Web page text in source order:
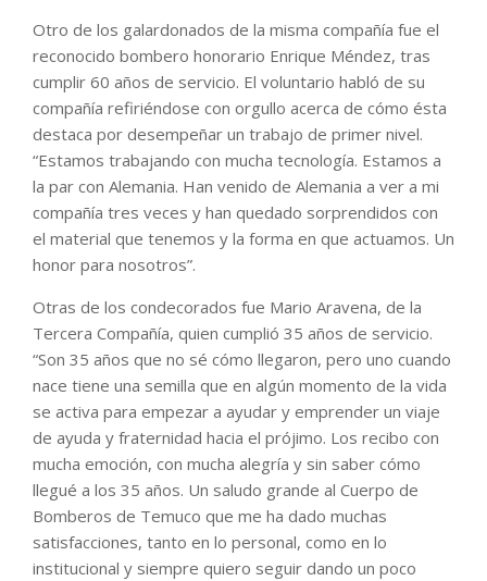
Otro de los galardonados de la misma compañía fue el
reconocido bombero honorario Enrique Méndez, tras
cumplir 60 años de servicio. El voluntario habló de su
compañía refiriéndose con orgullo acerca de cómo ésta
destaca por desempeñar un trabajo de primer nivel.
“Estamos trabajando con mucha tecnología. Estamos a
la par con Alemania. Han venido de Alemania a ver a mi
compañía tres veces y han quedado sorprendidos con
el material que tenemos y la forma en que actuamos. Un
honor para nosotros”.
Otras de los condecorados fue Mario Aravena, de la
Tercera Compañía, quien cumplió 35 años de servicio.
“Son 35 años que no sé cómo llegaron, pero uno cuando
nace tiene una semilla que en algún momento de la vida
se activa para empezar a ayudar y emprender un viaje
de ayuda y fraternidad hacia el prójimo. Los recibo con
mucha emoción, con mucha alegría y sin saber cómo
llegué a los 35 años. Un saludo grande al Cuerpo de
Bomberos de Temuco que me ha dado muchas
satisfacciones, tanto en lo personal, como en lo
institucional y siempre quiero seguir dando un poco